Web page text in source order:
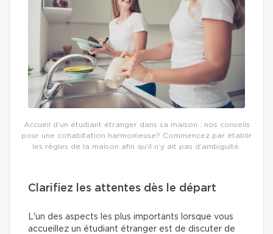
Accueil d’un étudiant étranger dans sa maison : nos conseils
pour une cohabitation harmonieuse? Commencez par établir
les règles de la maison afin qu’il n’y ait pas d’ambiguïté.
Clarifiez les attentes dès le départ
L'un des aspects les plus importants lorsque vous
accueillez un étudiant étranger est de discuter de